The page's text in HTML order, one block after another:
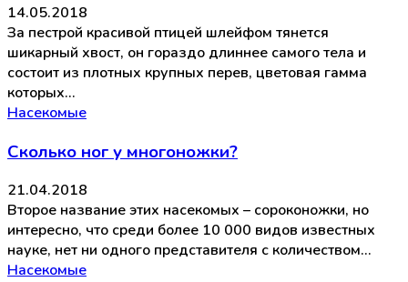
14.05.2018
За пестрой красивой птицей шлейфом тянется
шикарный хвост, он гораздо длиннее самого тела и
состоит из плотных крупных перев, цветовая гамма
которых…
Насекомые
Сколько ног у многоножки?
21.04.2018
Второе название этих насекомых – сороконожки, но
интересно, что среди более 10 000 видов известных
науке, нет ни одного представителя с количеством…
Насекомые